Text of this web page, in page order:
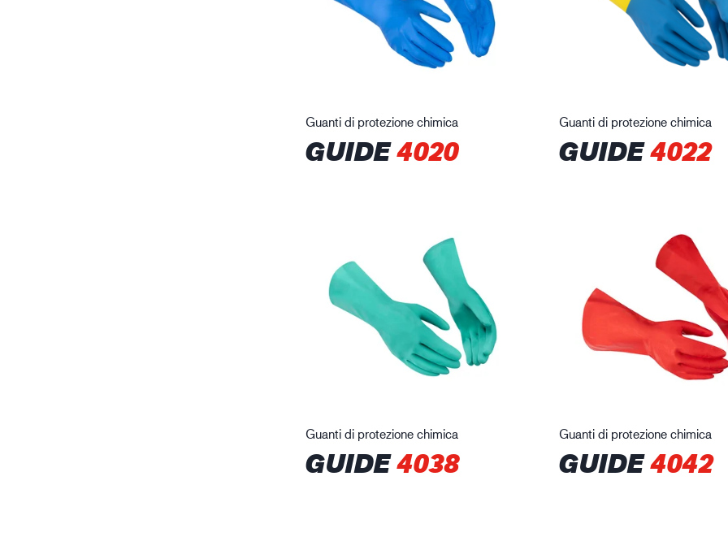
Guanti di protezione chimica
GUIDE4020
Guanti di protezione chimica
GUIDE4022
Guanti di protezione chimica
GUIDE4038
Guanti di protezione chimica
GUIDE4042